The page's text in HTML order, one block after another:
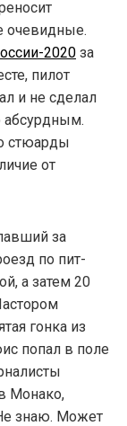
очевидные.
2020 за
пилот
и не сделал
абсурдным.
стюарды
от
за
по пит-
а затем 20
гонка из
попал в поле
Монако,
знаю. Может